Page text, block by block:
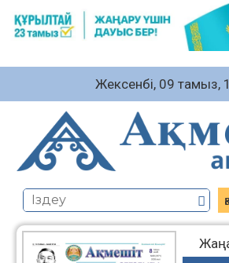
Жексенбі, 09 тамыз,